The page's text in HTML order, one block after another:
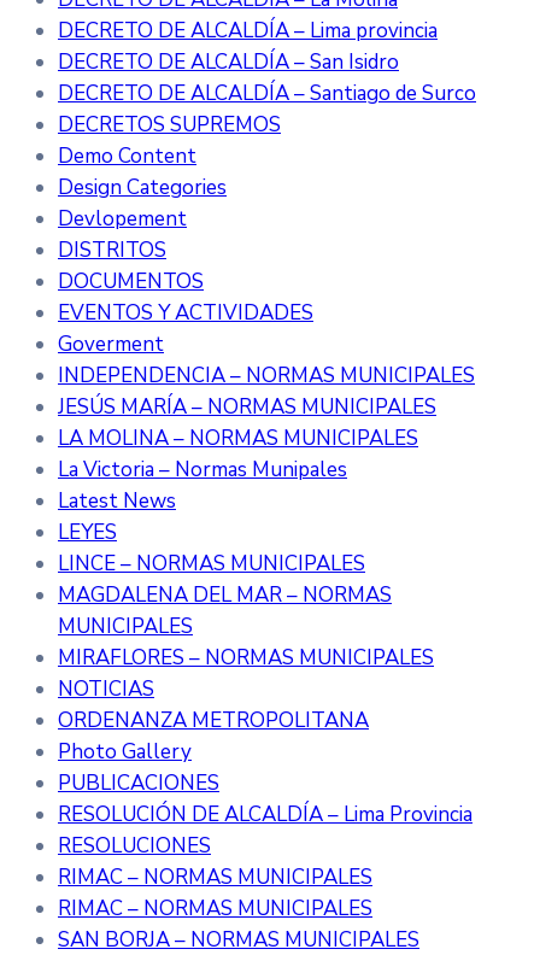
DECRETO DE ALCALDÍA – Lima provincia
DECRETO DE ALCALDÍA – San Isidro
DECRETO DE ALCALDÍA – Santiago de Surco
DECRETOS SUPREMOS
Demo Content
Design Categories
Devlopement
DISTRITOS
DOCUMENTOS
EVENTOS Y ACTIVIDADES
Goverment
INDEPENDENCIA – NORMAS MUNICIPALES
JESÚS MARÍA – NORMAS MUNICIPALES
LA MOLINA – NORMAS MUNICIPALES
La Victoria – Normas Munipales
Latest News
LEYES
LINCE – NORMAS MUNICIPALES
MAGDALENA DEL MAR – NORMAS
MUNICIPALES
MIRAFLORES – NORMAS MUNICIPALES
NOTICIAS
ORDENANZA METROPOLITANA
Photo Gallery
PUBLICACIONES
RESOLUCIÓN DE ALCALDÍA – Lima Provincia
RESOLUCIONES
RIMAC – NORMAS MUNICIPALES
RIMAC – NORMAS MUNICIPALES
SAN BORJA – NORMAS MUNICIPALES